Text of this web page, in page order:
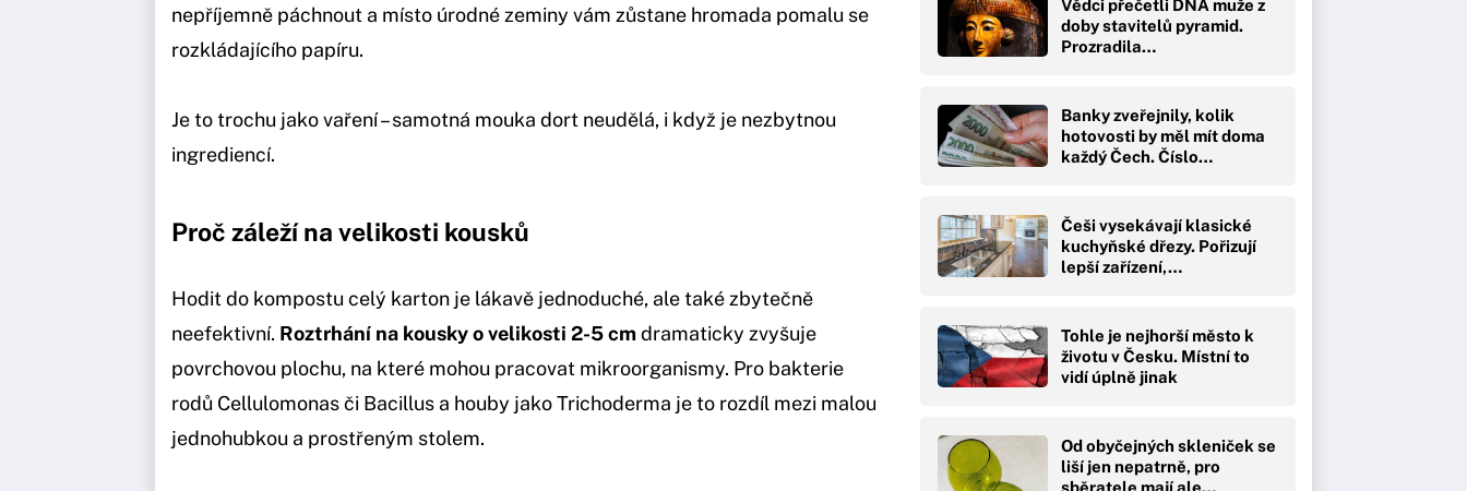
nepříjemně páchnout a místo úrodné zeminy vám zůstane hromada pomalu se
rozkládajícího papíru.
Je to trochu jako vaření – samotná mouka dort neudělá, i když je nezbytnou
ingrediencí.
Proč záleží na velikosti kousků
Hodit do kompostu celý karton je lákavě jednoduché, ale také zbytečně
neefektivní. Roztrhání na kousky o velikosti 2-5 cmdramaticky zvyšuje
povrchovou plochu, na které mohou pracovat mikroorganismy. Pro bakterie
rodů Cellulomonas či Bacillus a houby jako Trichoderma je to rozdíl mezi malou
jednohubkou a prostřeným stolem.
Vědci přečetli DNA muže z
doby stavitelů pyramid.
Prozradila…
Banky zveřejnily, kolik
hotovosti by měl mít doma
každý Čech. Číslo…
Češi vysekávají klasické
kuchyňské dřezy. Pořizují
lepší zařízení,…
Tohle je nejhorší město k
životu v Česku. Místní to
vidí úplně jinak
Od obyčejných skleniček se
liší jen nepatrně, pro
sběratele mají ale…